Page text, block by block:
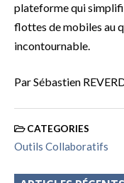
plateforme qui
flottes de mobiles au
incontournable.
Par Sébastien
CATEGORIES
Outils Collaboratifs